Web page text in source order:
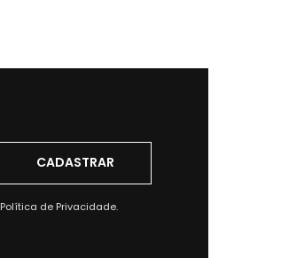
Política de Privacidade.